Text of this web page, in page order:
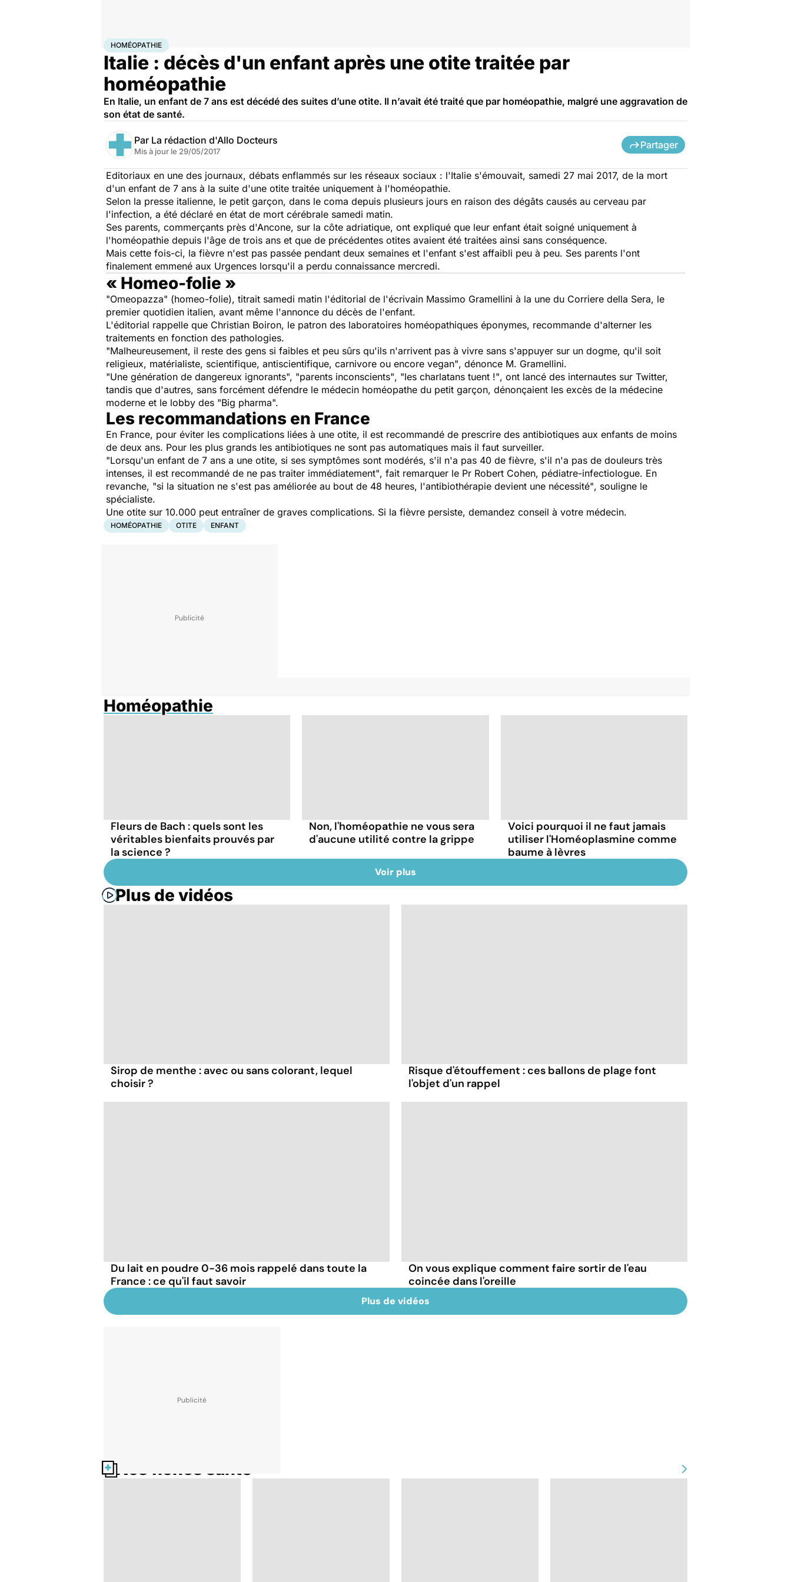
AccueilFamilleEnfant
HOMÉOPATHIE
Italie : décès d'un enfant après une otite traitée par
homéopathie
En Italie, un enfant de 7 ans est décédé des suites d’une otite. Il n’avait été traité que par homéopathie, malgré une aggravation de
son état de santé.
Par La rédaction d'Allo Docteurs
Mis à jour le 29/05/2017
Partager
Editoriaux en une des journaux, débats enflammés sur les réseaux sociaux : l'Italie s'émouvait, samedi 27 mai 2017, de la mort
d'un enfant de 7 ans à la suite d'une otite traitée uniquement à l'homéopathie.
Selon la presse italienne, le petit garçon, dans le coma depuis plusieurs jours en raison des dégâts causés au cerveau par
l'infection, a été déclaré en état de mort cérébrale samedi matin.
Ses parents, commerçants près d'Ancone, sur la côte adriatique, ont expliqué que leur enfant était soigné uniquement à
l'homéopathie depuis l'âge de trois ans et que de précédentes otites avaient été traitées ainsi sans conséquence.
Mais cette fois-ci, la fièvre n'est pas passée pendant deux semaines et l'enfant s'est affaibli peu à peu. Ses parents l'ont
finalement emmené aux Urgences lorsqu'il a perdu connaissance mercredi.
« Homeo-folie »
"Omeopazza" (homeo-folie), titrait samedi matin l'éditorial de l'écrivain Massimo Gramellini à la une du Corriere della Sera, le
premier quotidien italien, avant même l'annonce du décès de l'enfant.
L'éditorial rappelle que Christian Boiron, le patron des laboratoires homéopathiques éponymes, recommande d'alterner les
traitements en fonction des pathologies.
"Malheureusement, il reste des gens si faibles et peu sûrs qu'ils n'arrivent pas à vivre sans s'appuyer sur un dogme, qu'il soit
religieux, matérialiste, scientifique, antiscientifique, carnivore ou encore vegan", dénonce M. Gramellini.
"Une génération de dangereux ignorants", "parents inconscients", "les charlatans tuent !", ont lancé des internautes sur Twitter,
tandis que d'autres, sans forcément défendre le médecin homéopathe du petit garçon, dénonçaient les excès de la médecine
moderne et le lobby des "Big pharma".
Les recommandations en France
En France, pour éviter les complications liées à une otite, il est recommandé de prescrire des antibiotiques aux enfants de moins
de deux ans. Pour les plus grands les antibiotiques ne sont pas automatiques mais il faut surveiller.
"Lorsqu'un enfant de 7 ans a une otite, si ses symptômes sont modérés, s'il n'a pas 40 de fièvre, s'il n'a pas de douleurs très
intenses, il est recommandé de ne pas traiter immédiatement", fait remarquer le Pr Robert Cohen, pédiatre-infectiologue. En
revanche, "si la situation ne s'est pas améliorée au bout de 48 heures, l'antibiothérapie devient une nécessité", souligne le
spécialiste.
Une otite sur 10.000 peut entraîner de graves complications. Si la fièvre persiste, demandez conseil à votre médecin.
HOMÉOPATHIE OTITE ENFANT
Homéopathie
Fleurs de Bach : quels sont les
véritables bienfaits prouvés par
la science ?
Non, l'homéopathie ne vous sera
d'aucune utilité contre la grippe
Voici pourquoi il ne faut jamais
utiliser l'Homéoplasmine comme
baume à lèvres
Voir plus
Plus de vidéos
Sirop de menthe : avec ou sans colorant, lequel
choisir ?
Risque d'étouffement : ces ballons de plage font
l'objet d'un rappel
Du lait en poudre 0-36 mois rappelé dans toute la
France : ce qu'il faut savoir
On vous explique comment faire sortir de l'eau
coincée dans l'oreille
Plus de vidéos
Nos fiches santé